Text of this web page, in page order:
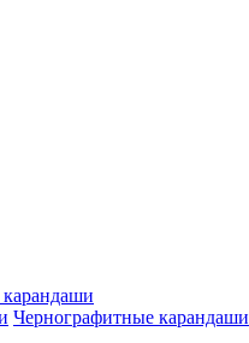
Чернографитные карандаши